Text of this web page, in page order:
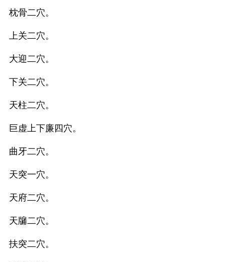
枕骨二穴。
上关二穴。
大迎二穴。
下关二穴。
天柱二穴。
巨虚上下廉四穴。
曲牙二穴。
天突一穴。
天府二穴。
天牖二穴。
扶突二穴。